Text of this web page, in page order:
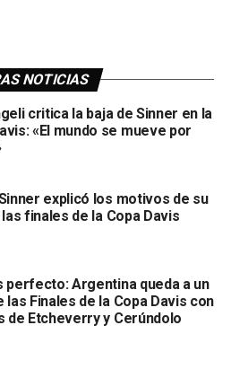
NOTICIAS
critica la baja de Sinner en la
«El mundo se mueve por
explicó los motivos de su
las finales de la Copa Davis
perfecto: Argentina queda a un
las Finales de la Copa Davis con
de Etcheverry y Cerúndolo